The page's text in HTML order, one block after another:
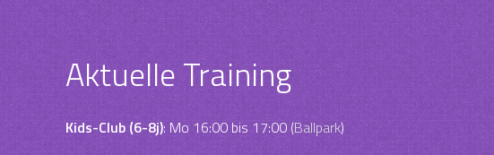
Aktuelle Training
Kids-Club (6-8j): Mo 16:00 bis 17:00 (Ballpark)